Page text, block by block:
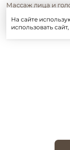
Массаж лица и
10 000 ₽
На сайте
использовать